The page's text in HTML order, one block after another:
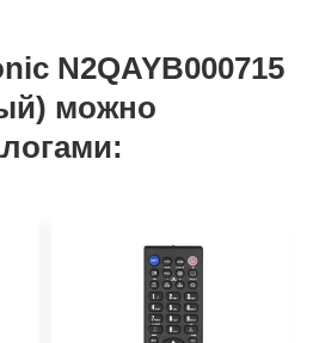
N2QAYB000715
можно